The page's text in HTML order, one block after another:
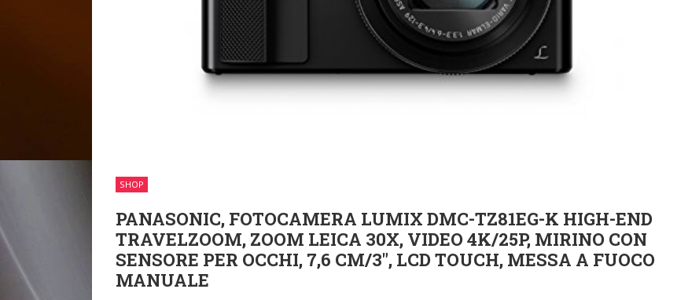
SHOP
PANASONIC, FOTOCAMERA LUMIX DMC-TZ81EG-K HIGH-END
TRAVELZOOM, ZOOM LEICA 30X, VIDEO 4K/25P, MIRINO CON
SENSORE PER OCCHI, 7,6 CM/3″, LCD TOUCH, MESSA A FUOCO
MANUALE